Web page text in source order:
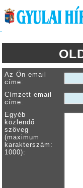
Az Ön email
címe:
Címzett email
címe:
Egyéb
közlendő
szöveg
(maximum
karakterszám:
1000):